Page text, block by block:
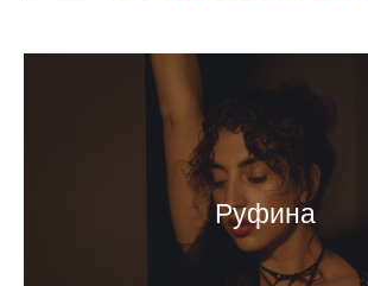
Руфина